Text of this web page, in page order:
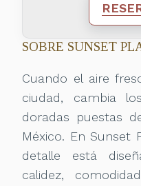
SOBRE SUNSET
Cuando el aire
ciudad, cambia
doradas puestas
México. En Sunset
detalle está
calidez,